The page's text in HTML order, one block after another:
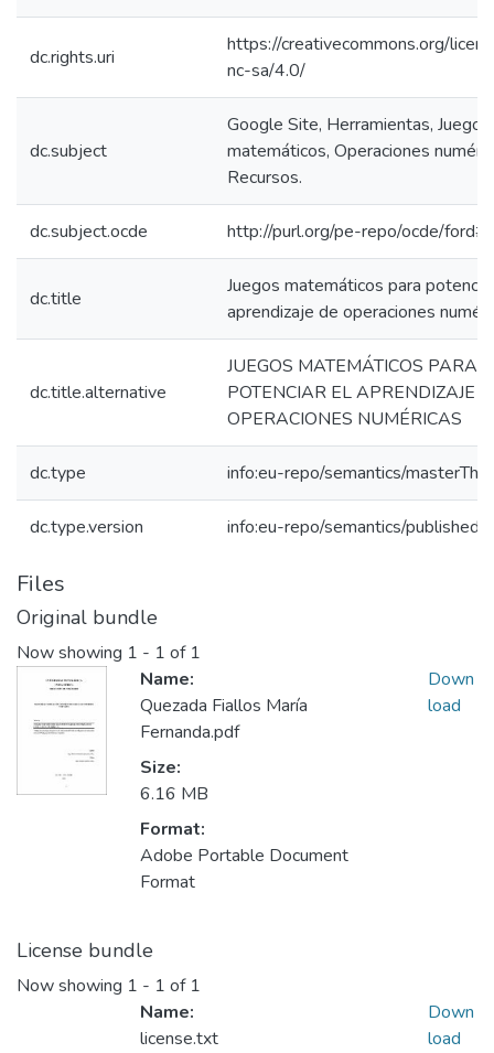
dc.rights.uri
https://creativecommons.org/
nc-sa/4.0/
dc.subject
Google Site, Herramientas, Juegos
matemáticos, Operaciones
Recursos.
dc.subject.ocde http://purl.org/pe-repo/ocde/
dc.title
Juegos matemáticos para
aprendizaje de operaciones
dc.title.alternative
JUEGOS MATEMÁTICOS PARA
POTENCIAR EL APRENDIZAJE
OPERACIONES NUMÉRICAS
dc.type info:eu-repo/semantics/
dc.type.version info:eu-repo/semantics/
Files
Original bundle
Now showing 1 - 1 of 1
Name:
Quezada Fiallos María
Fernanda.pdf
Size:
6.16 MB
Format:
Adobe Portable Document
Format
Down
load
License bundle
Now showing 1 - 1 of 1
Name:
license.txt
Down
load